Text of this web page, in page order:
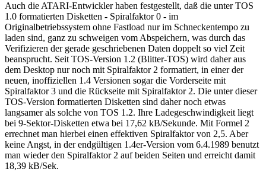
Auch die ATARI-Entwickler haben festgestellt, daß die unter TOS
1.0 formatierten Disketten - Spiralfaktor 0 - im
Originalbetriebssystem ohne Fastload nur im Schneckentempo zu
laden sind, ganz zu schweigen vom Abspeichern, was durch das
Verifizieren der gerade geschriebenen Daten doppelt so viel Zeit
beansprucht. Seit TOS-Version 1.2 (Blitter-TOS) wird daher aus
dem Desktop nur noch mit Spiralfaktor 2 formatiert, in einer der
neuen, inoffiziellen 1.4 Versionen sogar die Vorderseite mit
Spiralfaktor 3 und die Rückseite mit Spiralfaktor 2. Die unter dieser
TOS-Version formatierten Disketten sind daher noch etwas
langsamer als solche von TOS 1.2. Ihre Ladegeschwindigkeit liegt
bei 9-Sektor-Disketten etwa bei 17,62 kB/Sekunde. Mit Formel 2
errechnet man hierbei einen effektiven Spiralfaktor von 2,5. Aber
keine Angst, in der endgültigen 1.4er-Version vom 6.4.1989 benutzt
man wieder den Spiralfaktor 2 auf beiden Seiten und erreicht damit
18,39 kB/Sek.